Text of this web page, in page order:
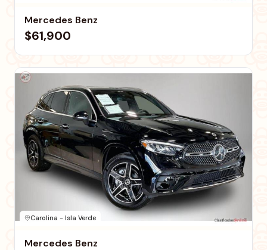
Mercedes Benz
$61,900
Carolina - Isla Verde
Mercedes Benz